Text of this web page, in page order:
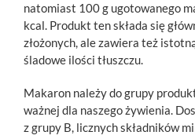
natomiast 100 g ugotowanego
kcal. Produkt ten składa się
złożonych, ale zawiera też
śladowe ilości tłuszczu.
Makaron należy do grupy
ważnej dla naszego żywienia.
z grupy B, licznych składników